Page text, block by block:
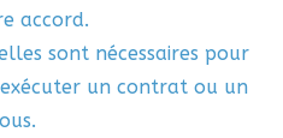
accord.
sont nécessaires pour
un contrat ou un